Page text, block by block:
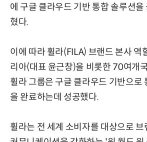
에 구글 클라우드 기반 통합 솔루션
혔다.
이에 따라 휠라(FILA) 브랜드 본사 역
리아(대표 윤근창)을 비롯한 70여개
휠라 그룹은 구글 클라우드 기반으로
을 완료하는데 성공했다.
휠라는 전 세계 소비자를 대상으로